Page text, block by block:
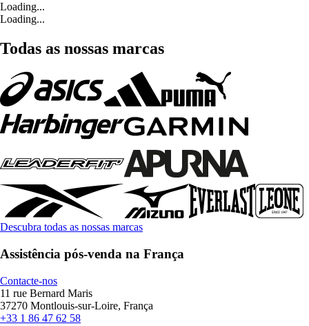
Loading...
Loading...
Todas as nossas marcas
Descubra todas as nossas marcas
Assistência pós-venda na França
Contacte-nos
11 rue Bernard Maris
37270 Montlouis-sur-Loire, França
+33 1 86 47 62 58